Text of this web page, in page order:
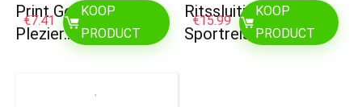
Print Gemaakt door
Plezier…
€7.41
KOOP
PRODUCT
Ritssluiting
Sportreistas…
€15.99
KOOP
PRODUCT